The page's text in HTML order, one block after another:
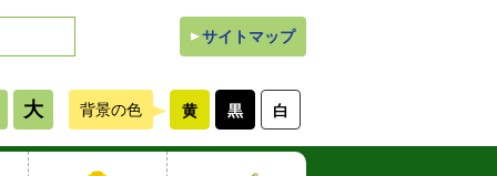
サイトマップ
白
黒
黄
背景の色
大